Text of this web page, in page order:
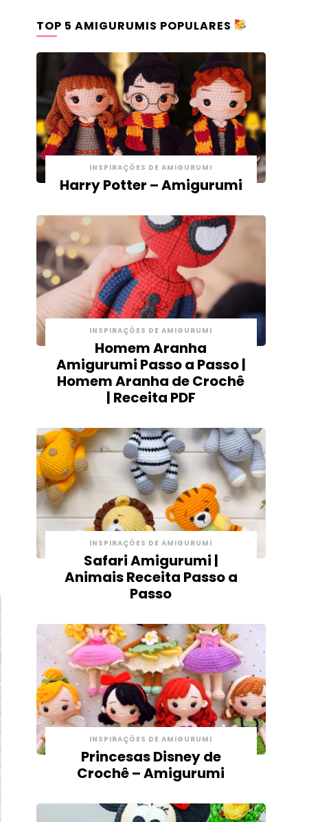
TOP 5 AMIGURUMIS POPULARES
INSPIRAÇÕES DE AMIGURUMI
Harry Potter – Amigurumi
INSPIRAÇÕES DE AMIGURUMI
Homem Aranha
Amigurumi Passo a Passo |
Homem Aranha de Crochê
| Receita PDF
INSPIRAÇÕES DE AMIGURUMI
Safari Amigurumi |
Animais Receita Passo a
Passo
INSPIRAÇÕES DE AMIGURUMI
Princesas Disney de
Crochê – Amigurumi